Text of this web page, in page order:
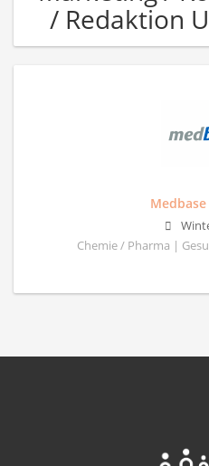
/ Redaktion
Chemie / Pharma |